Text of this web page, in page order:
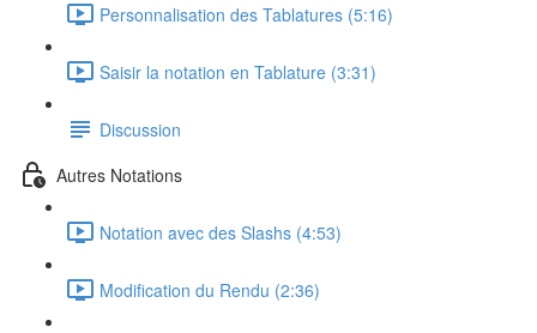
Personnalisation des Tablatures (5:16)
Saisir la notation en Tablature (3:31)
Discussion
Autres Notations
Notation avec des Slashs (4:53)
Modification du Rendu (2:36)